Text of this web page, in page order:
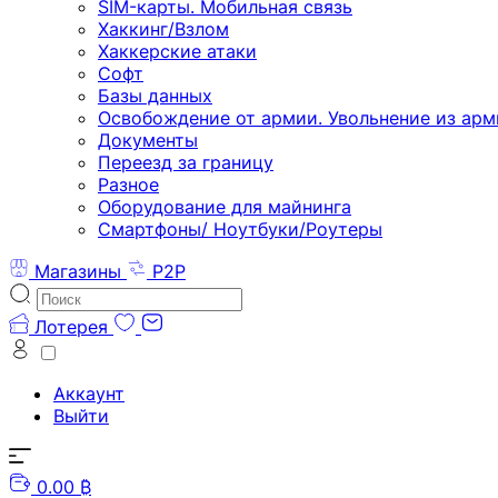
SIM-карты. Мобильная связь
Хаккинг/Взлом
Хаккерские атаки
Софт
Базы данных
Освобождение от армии. Увольнение из
Документы
Переезд за границу
Разное
Оборудование для майнинга
Смартфоны/ Ноутбуки/Роутеры
Магазины
P2P
Лотерея
Аккаунт
Выйти
0.00 ₿